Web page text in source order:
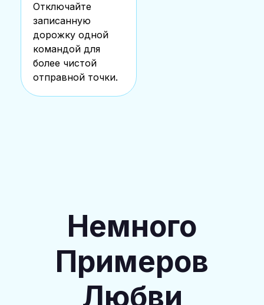
Отключайте
записанную
дорожку одной
командой для
более чистой
отправной точки.
Немного
Примеров
Любви